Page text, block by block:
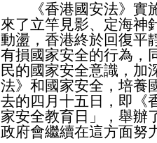
《香港國安法》實施
來了立竿見影、定海神
動盪，香港終於回復平
有損國家安全的行為，
民的國家安全意識，加
法》和國家安全，培養
去的四月十五日，即《
家安全教育日」，舉辦
政府會繼續在這方面努